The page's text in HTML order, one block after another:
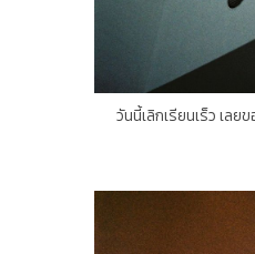
วันนี้เลิกเรียนเร็ว เลยขอข้ามไ